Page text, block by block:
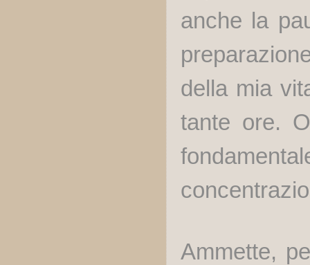
anche la
della mia
tante ore.
Ammette,